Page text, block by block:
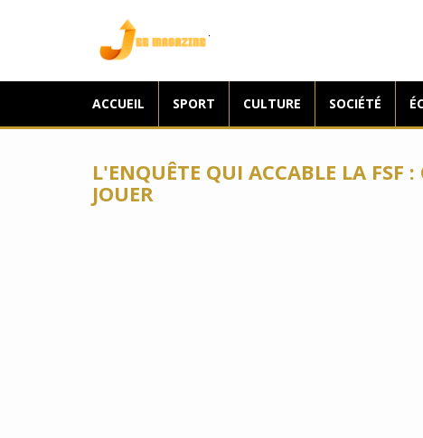
ACCUEIL SPORT CULTURE SOCIÉTÉ
L'ENQUÊTE QUI ACCABLE LA
JOUER